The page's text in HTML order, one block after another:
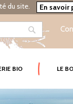
du site. En savoir
Rechercher
BIO LE